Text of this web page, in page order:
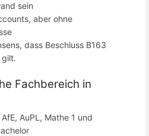
sein
aber ohne
dass Beschluss B163
gilt.
Fachbereich in
AuPL, Mathe 1 und